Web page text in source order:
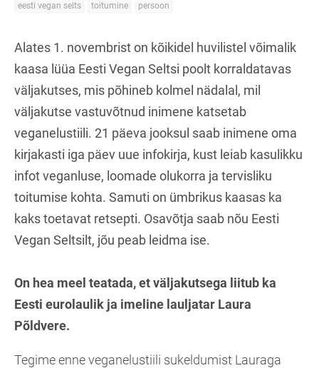
eesti vegan selts toitumine persoon
Alates 1. novembrist on kõikidel huvilistel võimalik
kaasa lüüa Eesti Vegan Seltsi poolt korraldatavas
väljakutses, mis põhineb kolmel nädalal, mil
väljakutse vastuvõtnud inimene katsetab
veganelustiili. 21 päeva jooksul saab inimene oma
kirjakasti iga päev uue infokirja, kust leiab kasulikku
infot veganluse, loomade olukorra ja tervisliku
toitumise kohta. Samuti on ümbrikus kaasas ka
kaks toetavat retsepti. Osavõtja saab nõu Eesti
Vegan Seltsilt, jõu peab leidma ise.
On hea meel teatada, et väljakutsega liitub ka
Eesti eurolaulik ja imeline lauljatar Laura
Põldvere.
Tegime enne veganelustiili sukeldumist Lauraga